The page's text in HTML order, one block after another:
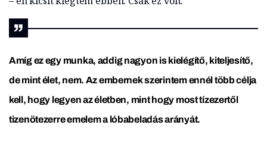
Amíg ez egy munka, addig nagyon is kielégítő, kiteljesítő,
de mint élet, nem. Az embernek szerintem ennél több célja
kell, hogy legyen az életben, mint hogy most tízezertől
tizenötezerre emelem a lóbabeladás arányát.